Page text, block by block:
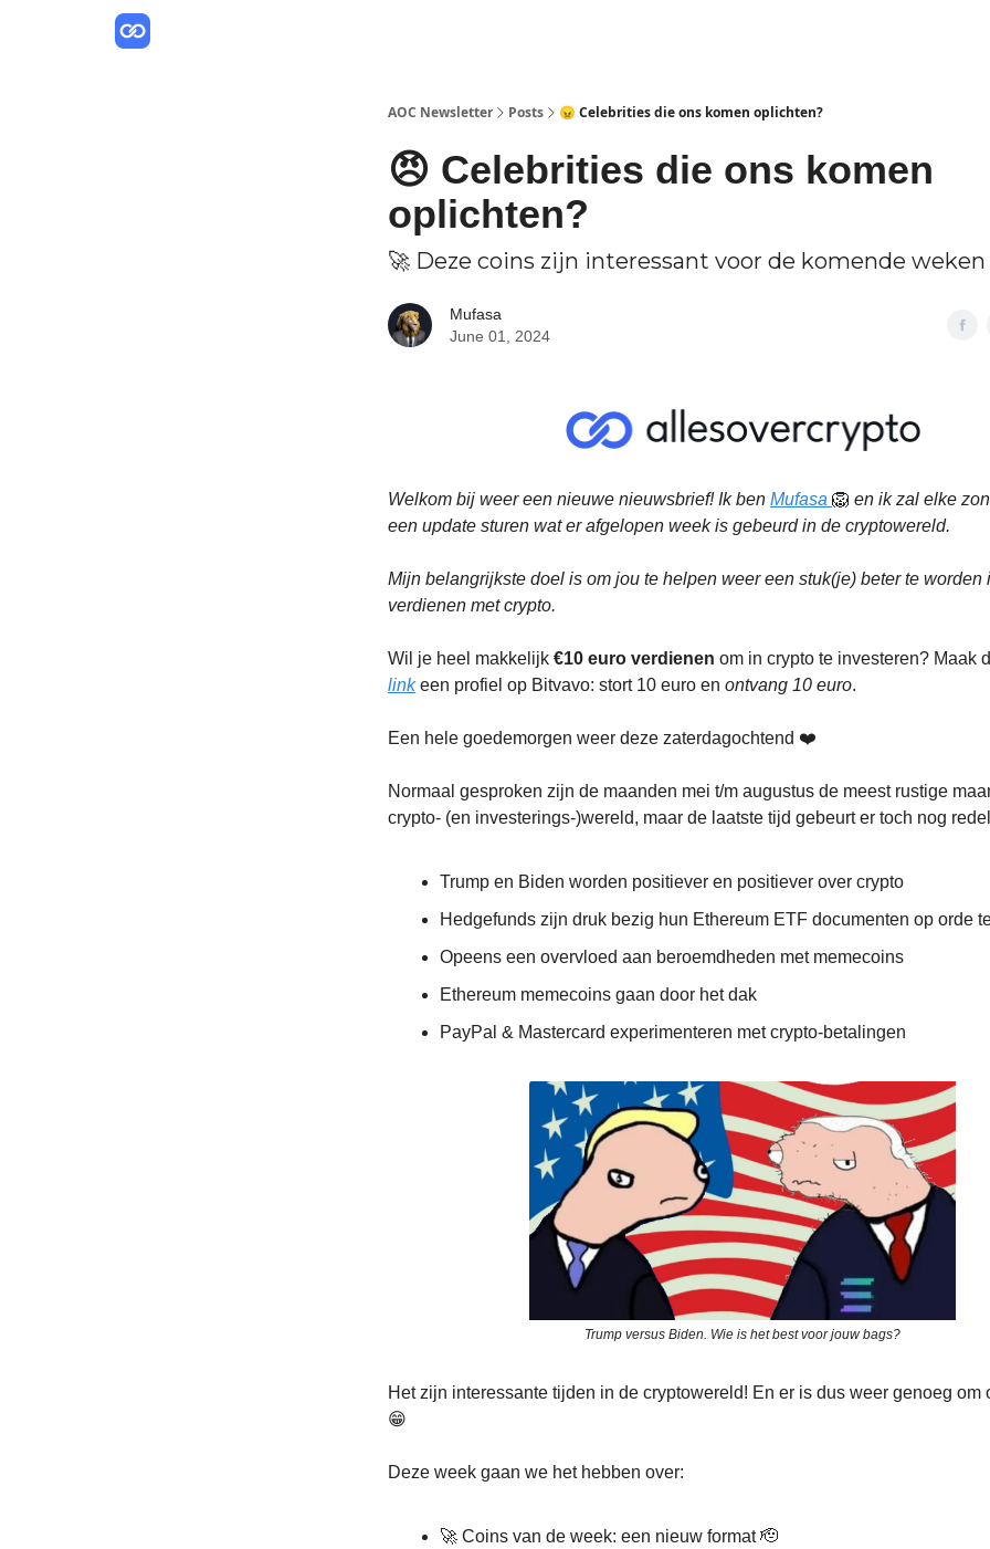
AOC Newsletter Posts 😠 Celebrities die ons komen oplichten?
😠 Celebrities die ons komen
oplichten?
🚀 Deze coins zijn interessant voor de komende weken
Mufasa
June 01, 2024
Welkom bij weer een nieuwe nieuwsbrief! Ik ben Mufasa 🦁 en ik zal elke
een update sturen wat er afgelopen week is gebeurd in de cryptowereld.
Mijn belangrijkste doel is om jou te helpen weer een stuk(je) beter te worden
verdienen met crypto.
Wil je heel makkelijk €10 euro verdienen om in crypto te investeren? Maak
linkeen profiel op Bitvavo: stort 10 euro en ontvang 10 euro.
Een hele goedemorgen weer deze zaterdagochtend ❤️
Normaal gesproken zijn de maanden mei t/m augustus de meest rustige
crypto- (en investerings-)wereld, maar de laatste tijd gebeurt er toch nog
Trump en Biden worden positiever en positiever over crypto
Hedgefunds zijn druk bezig hun Ethereum ETF documenten op orde
Opeens een overvloed aan beroemdheden met memecoins
Ethereum memecoins gaan door het dak
PayPal & Mastercard experimenteren met crypto-betalingen
Trump versus Biden. Wie is het best voor jouw bags?
Het zijn interessante tijden in de cryptowereld! En er is dus weer genoeg om
😁
Deze week gaan we het hebben over:
🚀 Coins van de week: een nieuw format 🫡